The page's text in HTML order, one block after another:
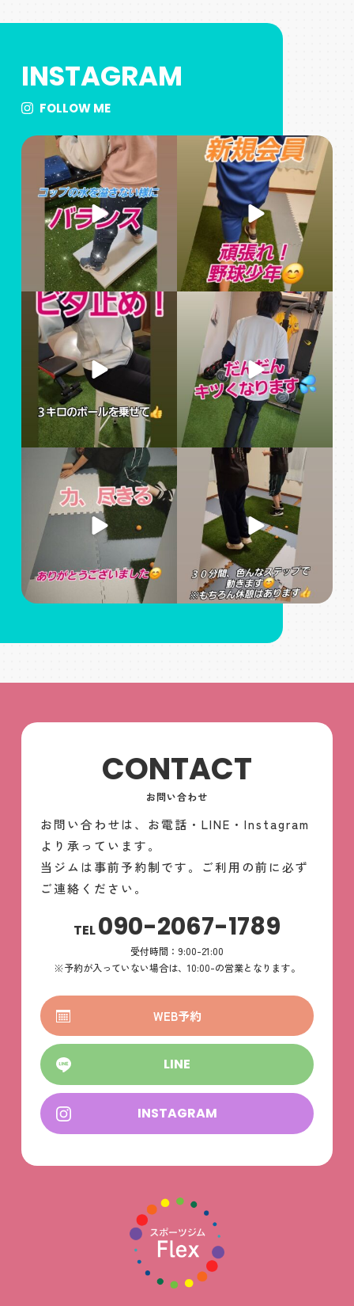
INSTAGRAM
FOLLOW ME
上手に出来ました
#姫路パーソナルジム #姫路
フィトネスジム #姫路ママ #
運動不足解消...
新規会員の野球少年、初トレ
ーニング
よろしくお願いします
#姫路パーソナルジム
安定の体幹です
#姫路パーソナルジム #姫路
フィトネスジム #姫路ママ #
運動不足解消...
４回目のトレーニング！
全身をしっかり鍛えます
#姫路パーソナルジム...
#姫路パーソナルジム #姫路
フィトネスジム #姫路ママ #
運動不足解消 #運動を習慣
...
寒くなってきました！体が温
もります
今こそ、運動を習慣に
#姫路パーソナルジム
CONTACT
お問い合わせ
お問い合わせは、お電話・LINE・Instagram
より承っています。
当ジムは事前予約制です。ご利用の前に必ず
ご連絡ください。
TEL090-2067-1789
受付時間：9:00-21:00
※予約が入っていない場合は、10:00-の営業となります。
WEB予約
LINE
INSTAGRAM